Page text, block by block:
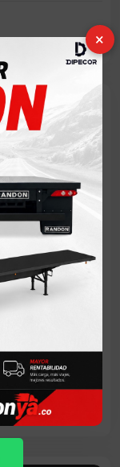
×